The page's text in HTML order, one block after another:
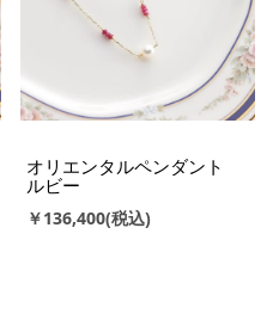
オリエンタルペンダント
ルビー
￥136,400